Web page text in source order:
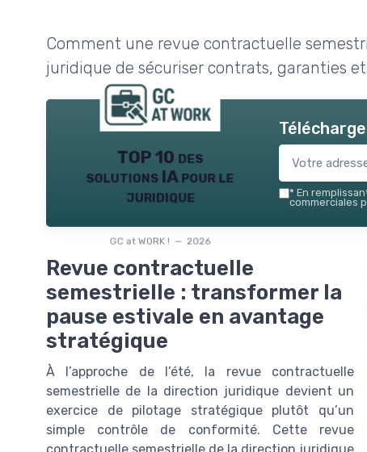
Comment une revue contractuelle
juridique de sécuriser contrats, garanties
TOP 10 des
solutions IA pour le
juridique
GC at WORK ! — 2026
* En
commerciales
Revue contractuelle
semestrielle : transformer la
pause estivale en avantage
stratégique
À l’approche de l’été, la revue contractuelle
semestrielle de la direction juridique devient un
exercice de pilotage stratégique plutôt qu’un
simple contrôle de conformité. Cette revue